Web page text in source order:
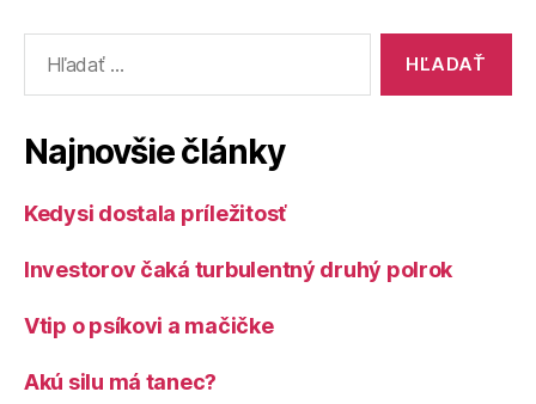
Najnovšie články
Kedysi dostala príležitosť
Investorov čaká turbulentný druhý polrok
Vtip o psíkovi a mačičke
Akú silu má tanec?